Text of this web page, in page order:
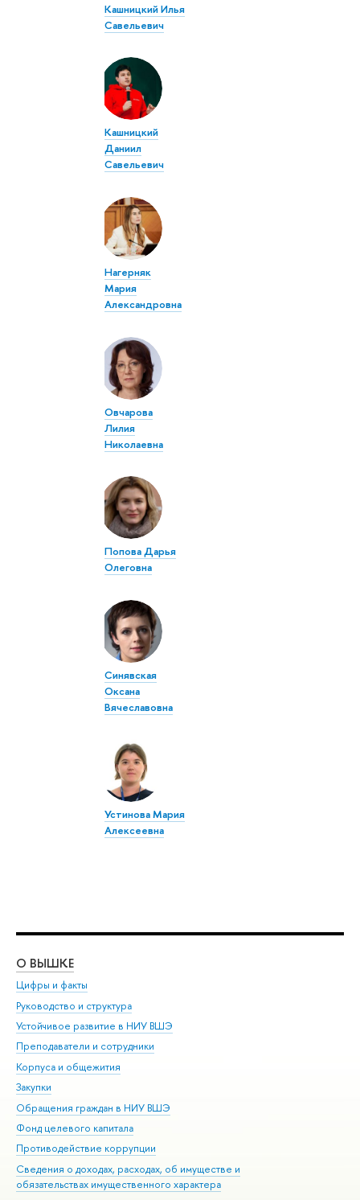
Кашницкий Илья
Савельевич
Кашницкий
Даниил
Савельевич
Нагерняк
Мария
Александровна
Овчарова
Лилия
Николаевна
Попова Дарья
Олеговна
Синявская
Оксана
Вячеславовна
Устинова Мария
Алексеевна
О ВЫШКЕ
Цифры и факты
Руководство и структура
Устойчивое развитие в НИУ ВШЭ
Преподаватели и сотрудники
Корпуса и общежития
Закупки
Обращения граждан в НИУ ВШЭ
Фонд целевого капитала
Противодействие коррупции
Сведения о доходах, расходах, об имуществе и
обязательствах имущественного характера